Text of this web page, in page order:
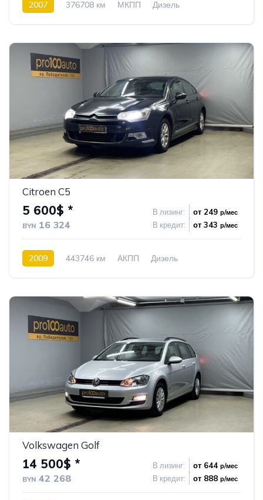
2007 376708 км МКПП
Дизель
Citroen C5
5 600$ *
BYN 16 324
В лизинг: от 249 р/мес
В кредит: от 343 р/мес
2009 443746 км АКПП
Дизель
Volkswagen Golf
14 500$ *
BYN 42 268
В лизинг: от 644 р/мес
В кредит: от 888 р/мес